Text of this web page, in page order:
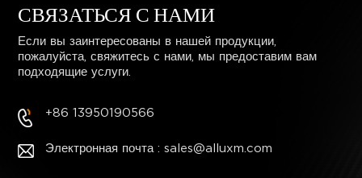
СВЯЗАТЬСЯ С НАМИ
Если вы заинтересованы в нашей продукции,
пожалуйста, свяжитесь с нами, мы предоставим вам
подходящие услуги.
+86 13950190566
Электронная почта : sales@alluxm.com